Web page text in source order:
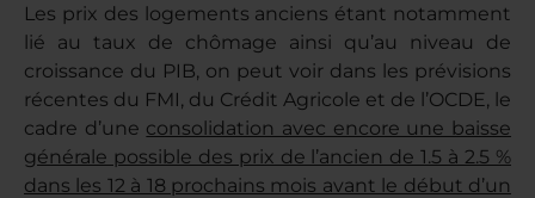
Les prix des logements anciens étant notamment
lié au taux de chômage ainsi qu’au niveau de
croissance du PIB, on peut voir dans les prévisions
récentes du FMI, du Crédit Agricole et de l’OCDE, le
cadre d’une consolidation avec encore une baisse
générale possible des prix de l’ancien de 1.5 à 2.5 %
dans les 12 à 18 prochains mois avant le début d’un